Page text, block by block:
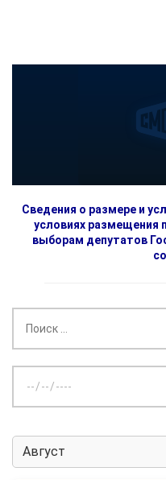
Сведения о размере и
условиях размещения
выборам депутатов
дату: